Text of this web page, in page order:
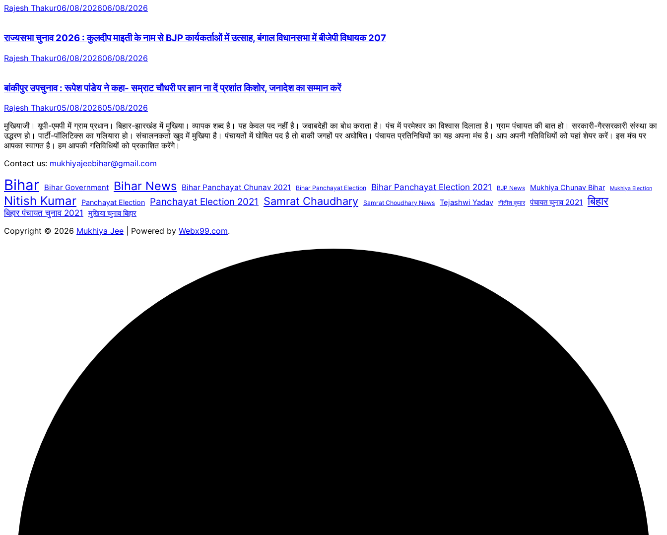
Rajesh Thakur06/08/202606/08/2026
राज्यसभा चुनाव 2026 : कुलदीप माइती के नाम से BJP कार्यकर्ताओं में उत्साह, बंगाल विधानसभा में बीजेपी विधायक 207
Rajesh Thakur06/08/202606/08/2026
बांकीपुर उपचुनाव : रूपेश पांडेय ने कहा- सम्राट चौधरी पर ज्ञान ना दें प्रशांत किशोर, जनादेश का सम्मान करें
Rajesh Thakur05/08/202605/08/2026
मुखियाजी। यूपी-एमपी में ग्राम प्रधान। बिहार-झारखंड में मुखिया। व्यापक शब्द है। यह केवल पद नहीं है। जवाबदेही का बोध कराता है। पंच में परमेश्वर का विश्वास दिलाता है। ग्राम पंचायत की बात हो। सरकारी-गैरसरकारी संस्था का
उद्धरण हो। पार्टी-पॉलिटिक्स का गलियारा हो। संचालनकर्ता खुद में मुखिया है। पंचायतों में घोषित पद है तो बाकी जगहों पर अघोषित। पंचायत प्रतिनिधियों का यह अपना मंच है। आप अपनी गतिविधियों को यहां शेयर करें। इस मंच पर
आपका स्वागत है। हम आपकी गतिविधियों को प्रकाशित करेंगेे।
Contact us: mukhiyajeebihar@gmail.com
Bihar Bihar Government Bihar News Bihar Panchayat Chunav 2021 Bihar Panchayat Election Bihar Panchayat Election 2021 BJP News Mukhiya Chunav Bihar Mukhiya Election
Nitish Kumar Panchayat Election Panchayat Election 2021 Samrat Chaudhary Samrat Choudhary News Tejashwi Yadav नीतीश कुमार पंचायत चुनाव 2021 बिहार
बिहार पंचायत चुनाव 2021 मुखिया चुनाव बिहार
Copyright © 2026 Mukhiya Jee | Powered by Webx99.com.